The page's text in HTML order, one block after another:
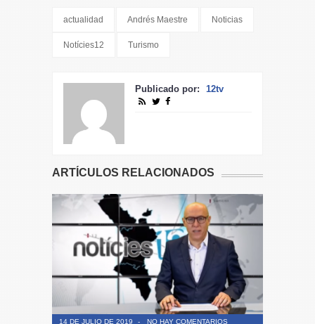
actualidad Andrés Maestre Noticias
Notícies12 Turismo
Publicado por: 12tv
ARTÍCULOS RELACIONADOS
14 DE JULIO DE 2019 - NO HAY COMENTARIOS